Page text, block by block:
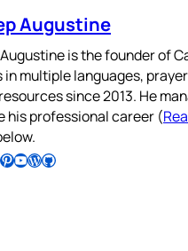
Augustine
is the founder of
in multiple languages,
since 2013. He
his professional career (
on Pinterest Subscribe to Pradeep’s Youtube Channel Follow Pradeep on WordPress Follow Pradeep on GitHub